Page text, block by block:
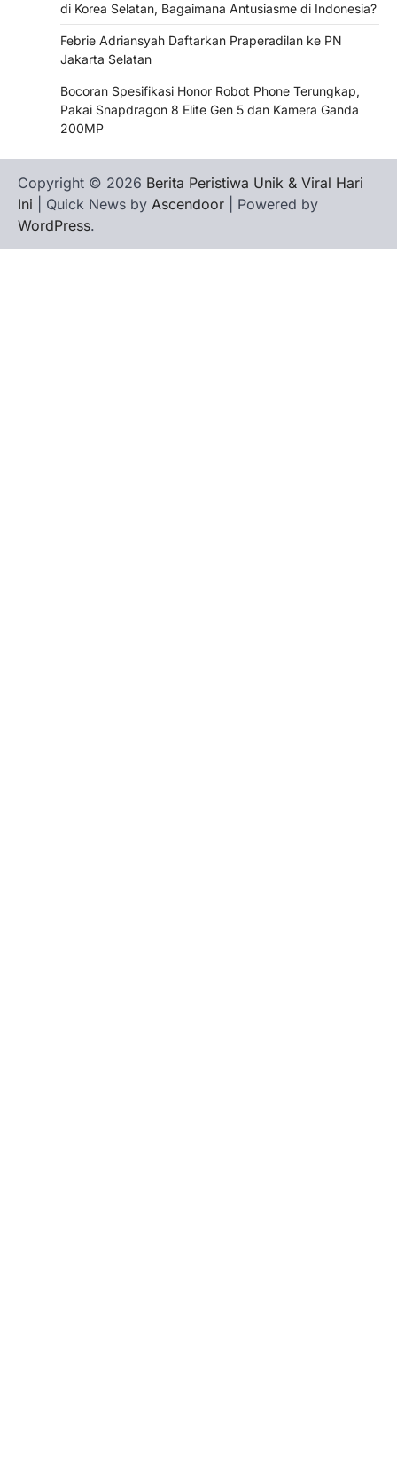
di Korea Selatan, Bagaimana Antusiasme di Indonesia?
Febrie Adriansyah Daftarkan Praperadilan ke PN
Jakarta Selatan
Bocoran Spesifikasi Honor Robot Phone Terungkap,
Pakai Snapdragon 8 Elite Gen 5 dan Kamera Ganda
200MP
Copyright © 2026 Berita Peristiwa Unik & Viral Hari
Ini | Quick News by Ascendoor | Powered by
WordPress.